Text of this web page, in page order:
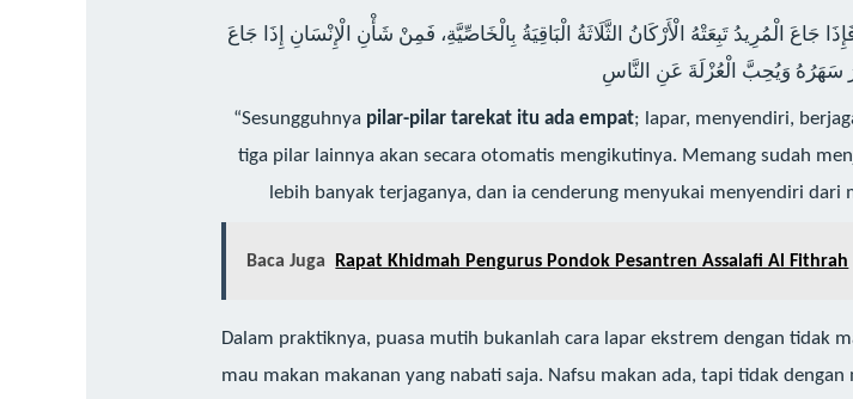
جَاعَ الْمُرِيدُ تَبِعَتْهُ الْأَرْكَانُ الثَّلَاثَةُ الْبَاقِيَةُ بِالْخَاصِّيَّةِ، فَمِنْ شَأْنِ الْإِنْسَانِ إِذَا جَاعَ
“Sesungguhnya pilar-pilar tarekat itu ada empat; lapar, menyendiri,
tiga pilar lainnya akan secara otomatis mengikutinya. Memang sudah
lebih banyak terjaganya, dan ia cenderung menyukai menyendiri
Baca Juga Rapat Khidmah Pengurus Pondok Pesantren Assalafi Al Fithrah
Dalam praktiknya, puasa mutih bukanlah cara lapar ekstrem dengan tidak
mau makan makanan yang nabati saja. Nafsu makan ada, tapi tidak